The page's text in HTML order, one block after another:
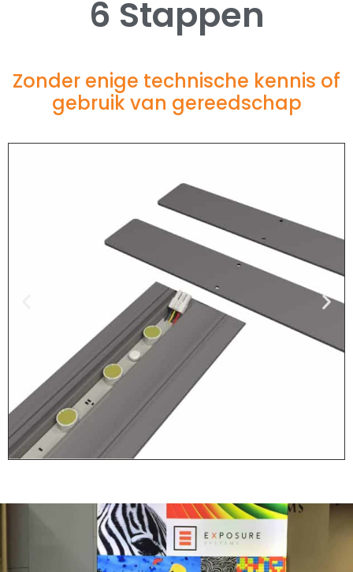
6 Stappen
Zonder enige technische kennis of
gebruik van gereedschap
Voeten
Alleen voor de vrijstaande
(dubbelzijdige) frames